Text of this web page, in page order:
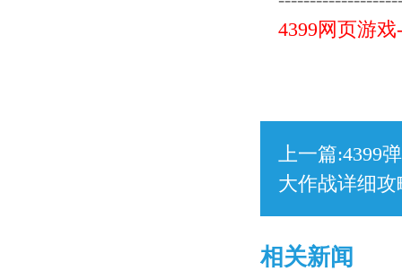
4399网页游
上一篇:4399
大作战详细攻
相关新闻